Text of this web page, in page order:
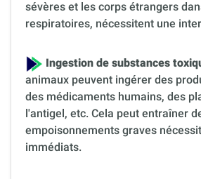
sévères et les corps étrangers
respiratoires, nécessitent une
Ingestion de substances
animaux peuvent ingérer des
des médicaments humains, des
l'antigel, etc. Cela peut entraîner
empoisonnements graves
immédiats.